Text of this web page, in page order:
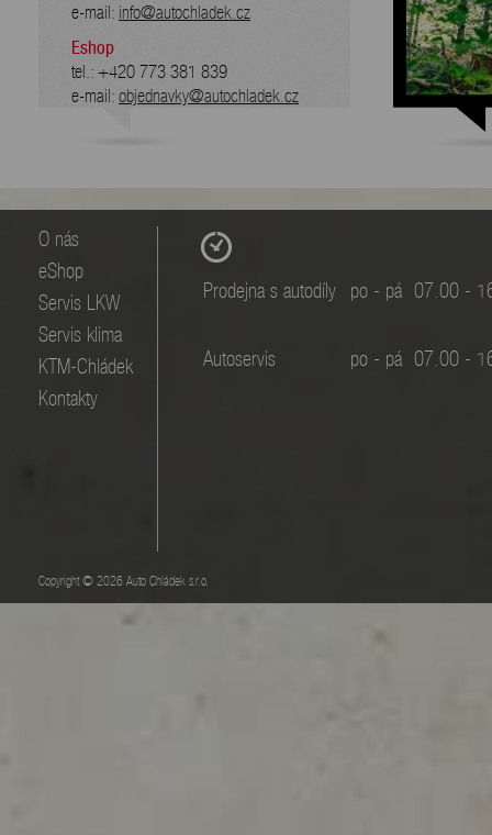
e-mail: info@autochladek.cz
Eshop
tel.: +420 773 381 839
e-mail: objednavky@autochladek.cz
O nás
eShop
Servis LKW
Servis klima
KTM-Chládek
Kontakty
Prodejna s autodíly po - pá 07.00 -
Autoservis po - pá 07.00 -
Copyright © 2026 Auto Chládek s.r.o.